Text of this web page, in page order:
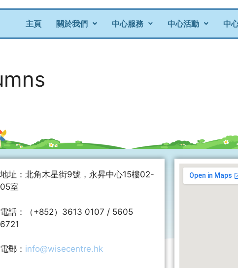
主頁 關於我們 中心服務 中心活動 中
地址：北角木星街9號，永昇中心15樓02-
05室
電話：（+852）3613 0107 / 5605
6721
電郵： info@wisecentre.hk